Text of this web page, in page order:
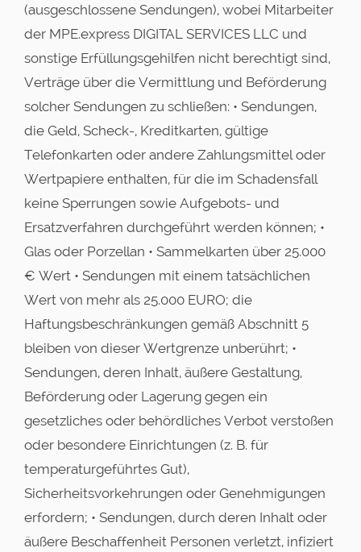
(ausgeschlossene Sendungen), wobei Mitarbeiter
der MPE.express DIGITAL SERVICES LLC und
sonstige Erfüllungsgehilfen nicht berechtigt sind,
Verträge über die Vermittlung und Beförderung
solcher Sendungen zu schließen: • Sendungen,
die Geld, Scheck-, Kreditkarten, gültige
Telefonkarten oder andere Zahlungsmittel oder
Wertpapiere enthalten, für die im Schadensfall
keine Sperrungen sowie Aufgebots- und
Ersatzverfahren durchgeführt werden können; •
Glas oder Porzellan • Sammelkarten über 25.000
€ Wert • Sendungen mit einem tatsächlichen
Wert von mehr als 25.000 EURO; die
Haftungsbeschränkungen gemäß Abschnitt 5
bleiben von dieser Wertgrenze unberührt; •
Sendungen, deren Inhalt, äußere Gestaltung,
Beförderung oder Lagerung gegen ein
gesetzliches oder behördliches Verbot verstoßen
oder besondere Einrichtungen (z. B. für
temperaturgeführtes Gut),
Sicherheitsvorkehrungen oder Genehmigungen
erfordern; • Sendungen, durch deren Inhalt oder
äußere Beschaffenheit Personen verletzt, infiziert